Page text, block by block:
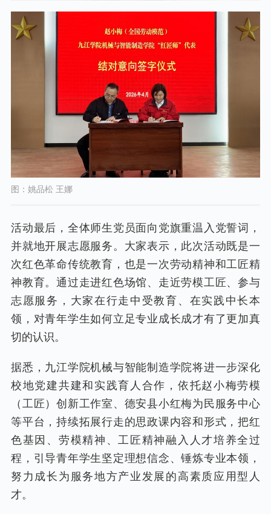
图：姚品松 王娜
活动最后，全体师生党员面向党旗重温入党誓词，
并就地开展志愿服务。大家表示，此次活动既是一
次红色革命传统教育，也是一次劳动精神和工匠精
神教育。通过走进红色场馆、走近劳模工匠、参与
志愿服务，大家在行走中受教育、在实践中长本
领，对青年学生如何立足专业成长成才有了更加真
切的认识。
据悉，九江学院机械与智能制造学院将进一步深化
校地党建共建和实践育人合作，依托赵小梅劳模
（工匠）创新工作室、德安县小红梅为民服务中心
等平台，持续拓展行走的思政课内容和形式，把红
色基因、劳模精神、工匠精神融入人才培养全过
程，引导青年学生坚定理想信念、锤炼专业本领，
努力成长为服务地方产业发展的高素质应用型人
才。